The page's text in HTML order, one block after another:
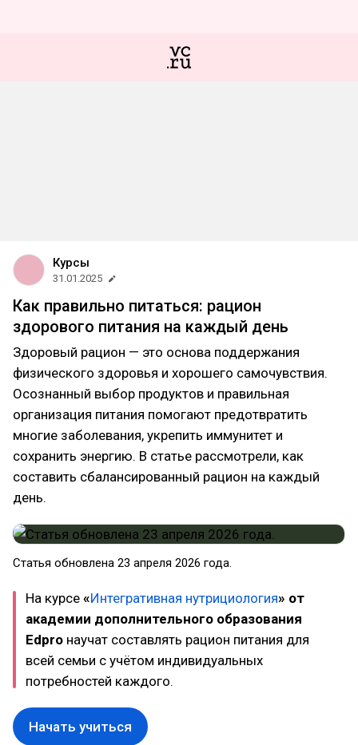
Курсы
31.01.2025
Как правильно питаться: рацион
здорового питания на каждый день
Здоровый рацион — это основа поддержания
физического здоровья и хорошего самочувствия.
Осознанный выбор продуктов и правильная
организация питания помогают предотвратить
многие заболевания, укрепить иммунитет и
сохранить энергию. В статье рассмотрели, как
составить сбалансированный рацион на каждый
день.
Статья обновлена 23 апреля 2026 года.
На курсе «Интегративная нутрициология» от
академии дополнительного образования
Edpro научат составлять рацион питания для
всей семьи с учётом индивидуальных
потребностей каждого.
Начать учиться